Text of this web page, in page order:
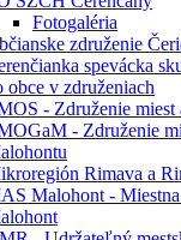
Fotogaléria
združenie
spevácka
obce v združeniach
- Združenie miest
- Združenie
Rimava a
Malohont - Miestna